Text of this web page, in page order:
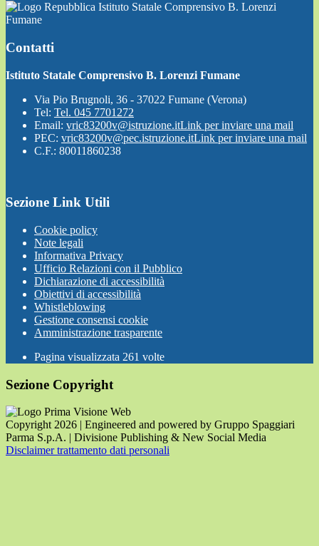
Istituto Statale Comprensivo B. Lorenzi
Fumane
Contatti
Istituto Statale Comprensivo B. Lorenzi Fumane
Via Pio Brugnoli, 36 - 37022 Fumane (Verona)
Tel: Tel. 045 7701272
Email: vric83200v@istruzione.itLink per inviare una mail
PEC: vric83200v@pec.istruzione.itLink per inviare una mail
C.F.: 80011860238
Sezione Link Utili
Cookie policy
Note legali
Informativa Privacy
Ufficio Relazioni con il Pubblico
Dichiarazione di accessibilità
Obiettivi di accessibilità
Whistleblowing
Gestione consensi cookie
Amministrazione trasparente
Pagina visualizzata 261 volte
Sezione Copyright
Copyright 2026 | Engineered and powered by Gruppo Spaggiari
Parma S.p.A. | Divisione Publishing & New Social Media
Disclaimer trattamento dati personali